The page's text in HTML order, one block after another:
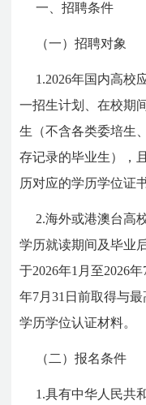
一、招聘条件
（一）招聘对象
1.2026年国内高校
一招生计划、在校期
生（不含各类委培生
存记录的毕业生），
历对应的学历学位证书
2.海外或港澳台高
学历就读期间及毕业
于2026年1月至2026
年7月31日前取得与
学历学位认证材料。
（二）报名条件
1.具有中华人民共